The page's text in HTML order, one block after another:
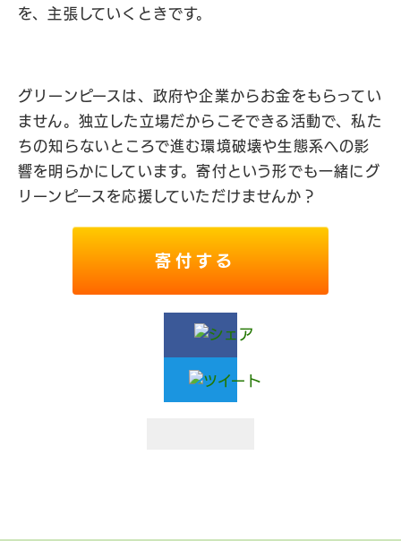
を、主張していくときです。
グリーンピースは、政府や企業からお金をもらってい
ません。 独立した立場だからこそできる活動で、私た
ちの知らないところで進む環境破壊や生態系への影
響を明らかにしています。寄付という形でも一緒にグ
リーンピースを応援していただけませんか？
寄付する